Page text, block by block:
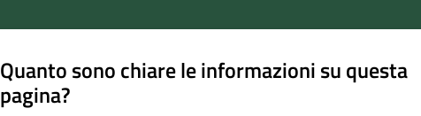
Quanto sono chiare le informazioni su questa
pagina?